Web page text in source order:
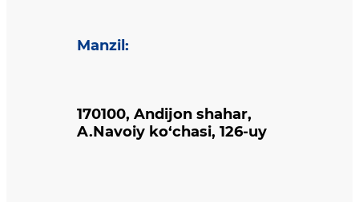
Manzil :
170100, Andijon shahar,
A.Navoiy ko‘chasi, 126-uy